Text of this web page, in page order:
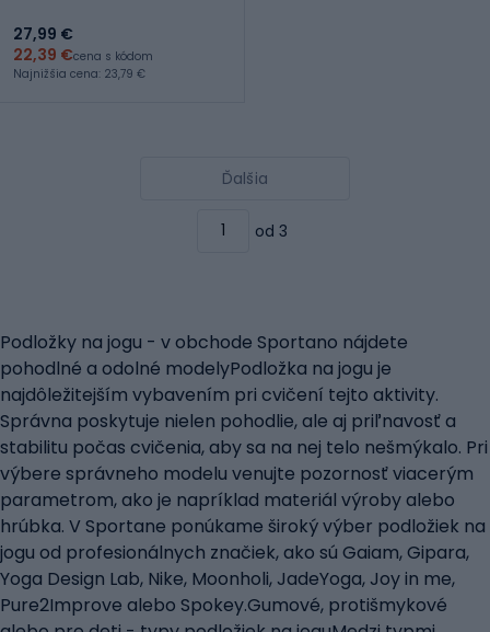
27,99 €
22,39 €cena s kódom
Najnižšia cena: 23,79 €
Ďalšia
od 3
Podložky na jogu - v obchode Sportano nájdete
pohodlné a odolné modelyPodložka na jogu je
najdôležitejším vybavením pri cvičení tejto aktivity.
Správna poskytuje nielen pohodlie, ale aj priľnavosť a
stabilitu počas cvičenia, aby sa na nej telo nešmýkalo. Pri
výbere správneho modelu venujte pozornosť viacerým
parametrom, ako je napríklad materiál výroby alebo
hrúbka. V Sportane ponúkame široký výber podložiek na
jogu od profesionálnych značiek, ako sú Gaiam, Gipara,
Yoga Design Lab, Nike, Moonholi, JadeYoga, Joy in me,
Pure2Improve alebo Spokey.Gumové, protišmykové